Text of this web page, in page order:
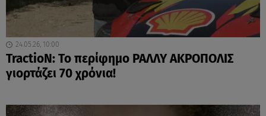
24.05.26, 10:00
TractioN: Το περίφημο ΡΑΛΛΥ ΑΚΡΟΠΟΛΙΣ
γιορτάζει 70 χρόνια!